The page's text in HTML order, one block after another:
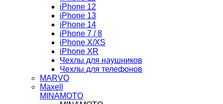
iPhone 12
iPhone 13
iPhone 14
iPhone 7 / 8
iPhone X/XS
iPhone XR
Чехлы для наушников
Чехлы для телефонов
MARVO
Maxell
MINAMOTO